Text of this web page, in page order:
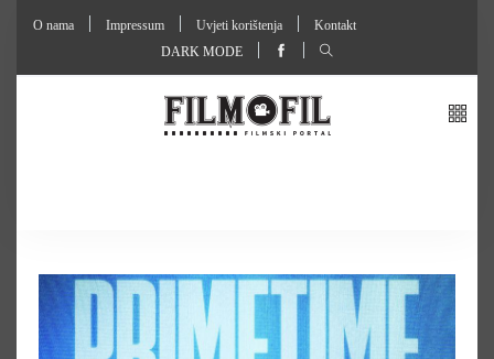
O nama Impressum Uvjeti korištenja
Kontakt
DARK MODE